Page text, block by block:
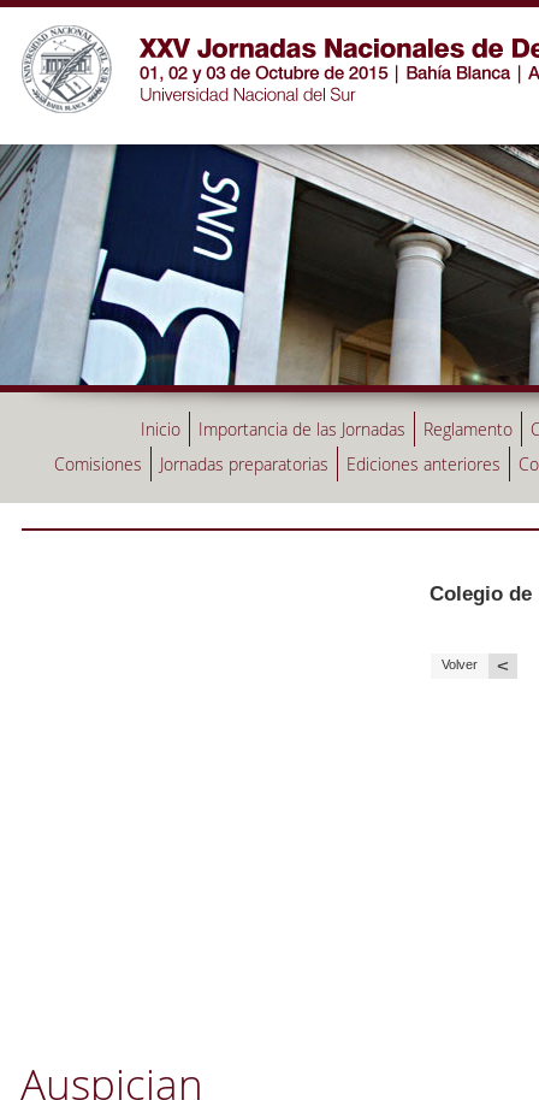
Inicio Importancia de las Jornadas Reglamento
Comisiones
Jornadas preparatorias Ediciones anteriores
Colegio
Volver <
Auspician